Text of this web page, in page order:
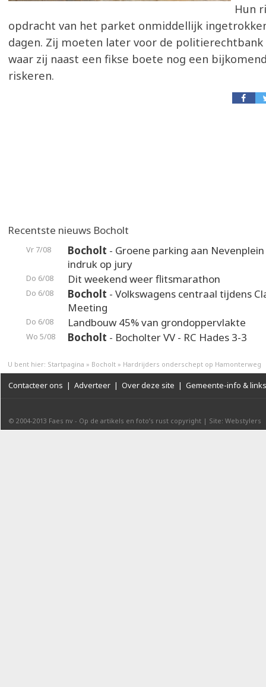
Hun
opdracht van het parket onmiddellijk
dagen. Zij moeten later voor de politierechtbank
waar zij naast een fikse boete nog een
riskeren.
Recentste nieuws Bocholt
Vr 7/08 Bocholt - Groene parking aan
indruk op jury
Do 6/08 Dit weekend weer flitsmarathon
Do 6/08 Bocholt - Volkswagens centraal tijdens
Meeting
Do 6/08 Landbouw 45% van grondoppervlakte
Wo 5/08 Bocholt - Bocholter VV - RC Hades 3-3
U bent hier: Startpagina » Bocholt » Hardrijders onderschept op Hamonterweg
Contacteer ons | Adverteer | Over deze site | Gemeente-info & links
© 2004-2013 Faes nv - Op de artikels en foto’s rust copyright | Site: Webstylers